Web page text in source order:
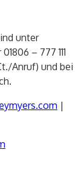
unter
– 777 111
Anruf) und bei
|